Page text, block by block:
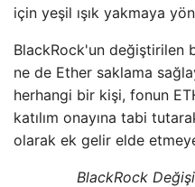
için yeşil ışık yakmaya
BlackRock'un değiştirilen
ne de Ether saklama
herhangi bir kişi, fonun
katılım onayına tabi
olarak ek gelir elde
BlackRock